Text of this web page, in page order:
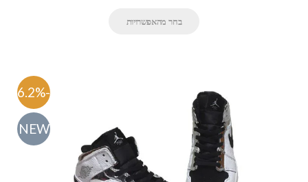
בחר מהאפשרויות
-46.2%
NEW